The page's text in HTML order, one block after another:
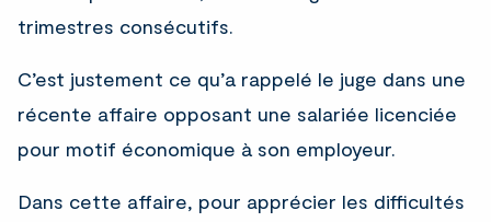
trimestres consécutifs.
C’est justement ce qu’a rappelé le juge dans une
récente affaire opposant une salariée licenciée
pour motif économique à son employeur.
Dans cette affaire, pour apprécier les difficultés